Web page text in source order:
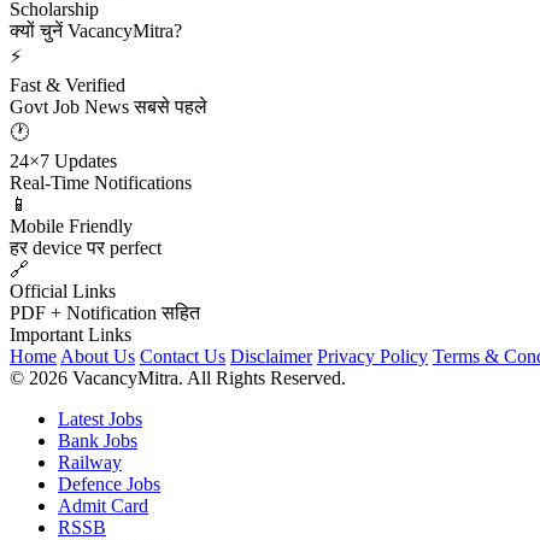
Scholarship
क्यों चुनें VacancyMitra?
⚡
Fast & Verified
Govt Job News सबसे पहले
🕐
24×7 Updates
Real-Time Notifications
📱
Mobile Friendly
हर device पर perfect
🔗
Official Links
PDF + Notification सहित
Important Links
Home About Us Contact Us Disclaimer Privacy Policy Terms &
© 2026 VacancyMitra. All Rights Reserved.
Latest Jobs
Bank Jobs
Railway
Defence Jobs
Admit Card
RSSB